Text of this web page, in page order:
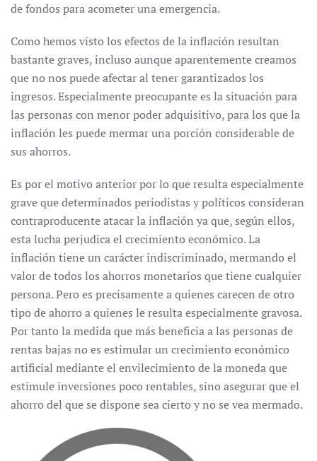
de fondos para acometer una emergencia.
Como hemos visto los efectos de la inflación resultan
bastante graves, incluso aunque aparentemente creamos
que no nos puede afectar al tener garantizados los
ingresos. Especialmente preocupante es la situación para
las personas con menor poder adquisitivo, para los que la
inflación les puede mermar una porción considerable de
sus ahorros.
Es por el motivo anterior por lo que resulta especialmente
grave que determinados periodistas y políticos consideran
contraproducente atacar la inflación ya que, según ellos,
esta lucha perjudica el crecimiento económico. La
inflación tiene un carácter indiscriminado, mermando el
valor de todos los ahorros monetarios que tiene cualquier
persona. Pero es precisamente a quienes carecen de otro
tipo de ahorro a quienes le resulta especialmente gravosa.
Por tanto la medida que más beneficia a las personas de
rentas bajas no es estimular un crecimiento económico
artificial mediante el envilecimiento de la moneda que
estimule inversiones poco rentables, sino asegurar que el
ahorro del que se dispone sea cierto y no se vea mermado.